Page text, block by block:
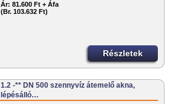
Ár: 81.600 Ft + Áfa
(Br. 103.632 Ft)
Részletek
1.2 -** DN 500 szennyvíz átemelő akna,
lépésálló…